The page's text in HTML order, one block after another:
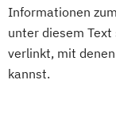
Informationen
unter diesem
verlinkt, mit
kannst.